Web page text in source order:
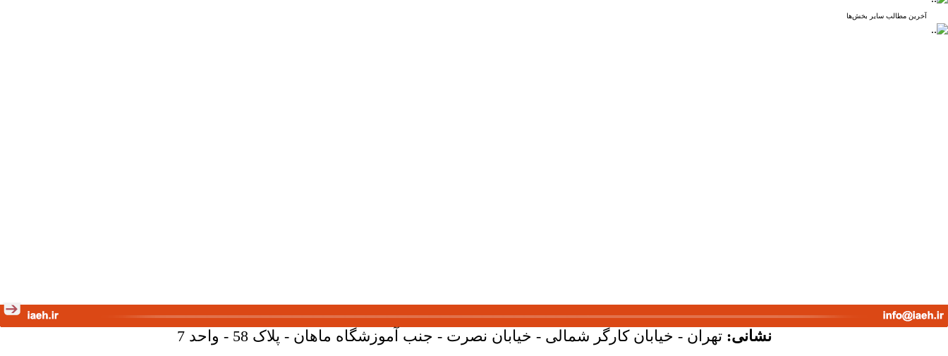
آخرین مطالب سایر بخش‌ها
نشانی: تهران - خیابان کارگر شمالی - خیابان نصرت - جنب آموزشگاه ماهان - پلاک 58 - واحد 7